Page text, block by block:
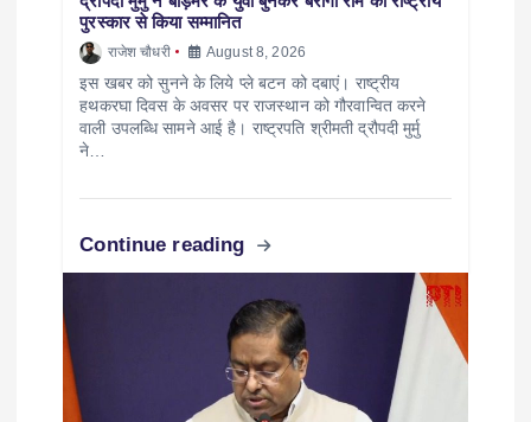
पुरस्कार से किया सम्मानित
राजेश चौधरी August 8, 2026
इस खबर को सुनने के लिये प्ले बटन को दबाएं। राष्ट्रीय
हथकरघा दिवस के अवसर पर राजस्थान को गौरवान्वित करने
वाली उपलब्धि सामने आई है। राष्ट्रपति श्रीमती द्रौपदी मुर्मु
ने…
Continue reading